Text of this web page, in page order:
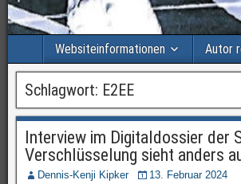
Websiteinformationen Autor
Schlagwort: E2EE
Interview im Digitaldossier der
Verschlüsselung sieht anders
Dennis-Kenji Kipker
13. Februar 2024